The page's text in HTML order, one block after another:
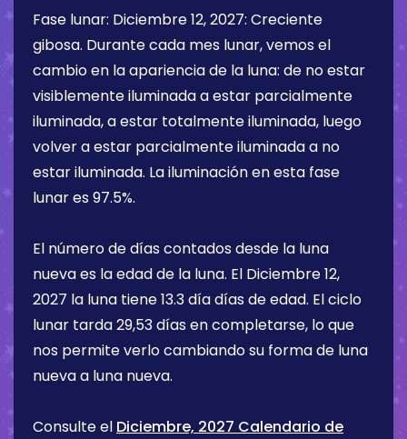
Fase lunar: Diciembre 12, 2027: Creciente
gibosa. Durante cada mes lunar, vemos el
cambio en la apariencia de la luna: de no estar
visiblemente iluminada a estar parcialmente
iluminada, a estar totalmente iluminada, luego
volver a estar parcialmente iluminada a no
estar iluminada. La iluminación en esta fase
lunar es 97.5%.
El número de días contados desde la luna
nueva es la edad de la luna. El Diciembre 12,
2027 la luna tiene13.3 díadías de edad. El ciclo
lunar tarda 29,53 días en completarse, lo que
nos permite verlo cambiando su forma de luna
nueva a luna nueva.
Consulte el Diciembre, 2027 Calendario de